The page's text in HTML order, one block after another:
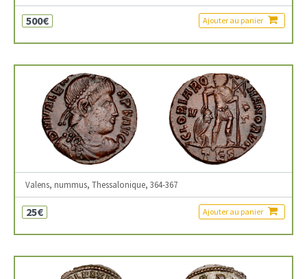
500€ Ajouter au panier
Valens, nummus, Thessalonique, 364-367
25€ Ajouter au panier